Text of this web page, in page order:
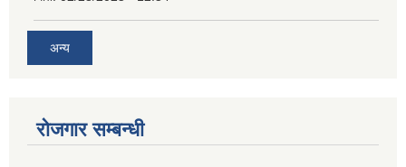
अन्य
रोजगार सम्बन्धी